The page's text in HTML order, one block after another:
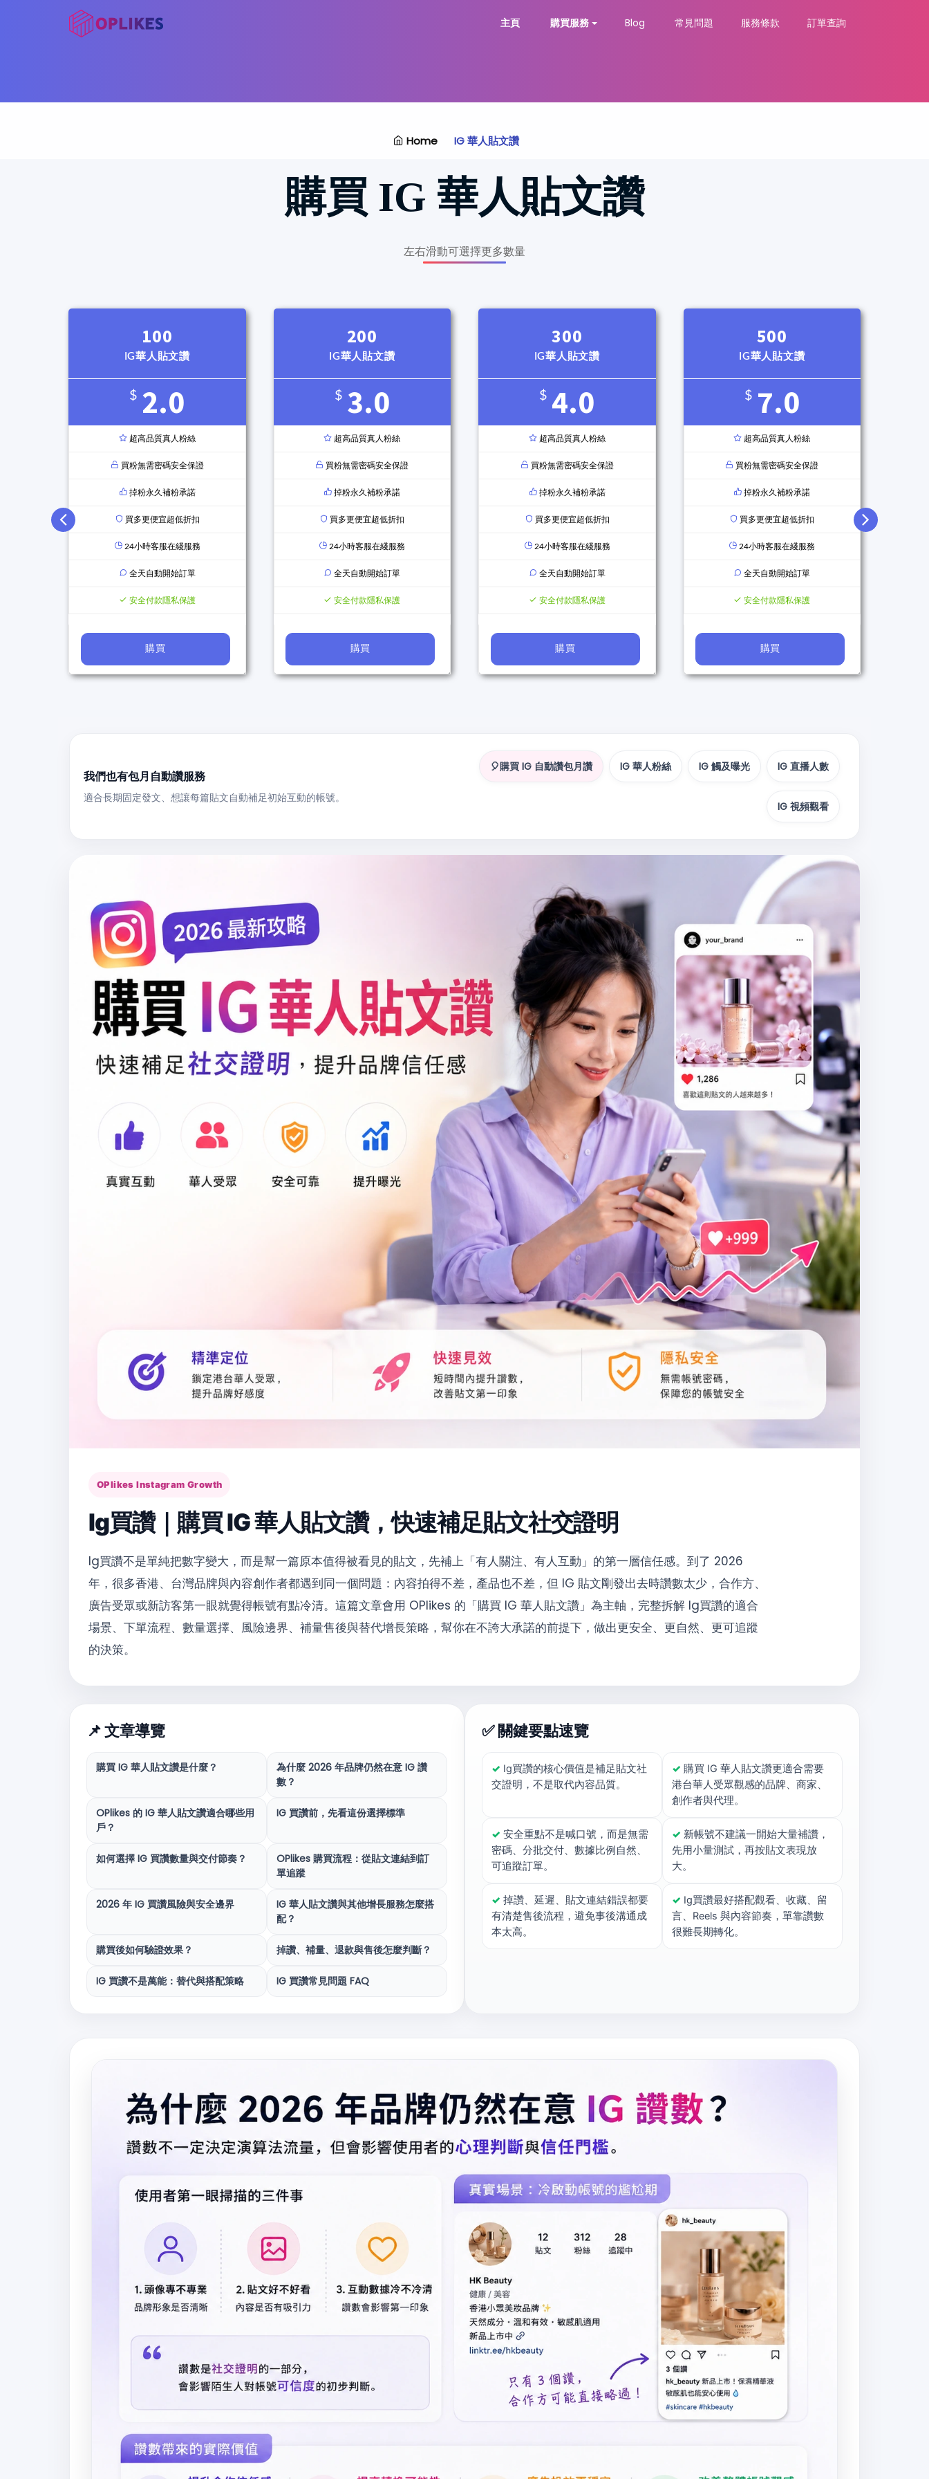
主頁 購買服務 Blog 常見問題 服務條款 訂單查詢
Home IG 華人貼文讚
購買 IG 華人貼文讚
左右滑動可選擇更多數量
100
IG華人貼文讚
$ 2.0
超高品質真人粉絲
買粉無需密碼安全保證
掉粉永久補粉承諾
買多更便宜超低折扣
24小時客服在綫服務
全天自動開始訂單
安全付款隱私保護
購買
200
IG華人貼文讚
$ 3.0
超高品質真人粉絲
買粉無需密碼安全保證
掉粉永久補粉承諾
買多更便宜超低折扣
24小時客服在綫服務
全天自動開始訂單
安全付款隱私保護
購買
300
IG華人貼文讚
$ 4.0
超高品質真人粉絲
買粉無需密碼安全保證
掉粉永久補粉承諾
買多更便宜超低折扣
24小時客服在綫服務
全天自動開始訂單
安全付款隱私保護
購買
500
IG華人貼文讚
$ 7.0
超高品質真人粉絲
買粉無需密碼安全保證
掉粉永久補粉承諾
買多更便宜超低折扣
24小時客服在綫服務
全天自動開始訂單
安全付款隱私保護
購買
我們也有包月自動讚服務
適合長期固定發文、想讓每篇貼文自動補足初始互動的帳號。
🎈購買 IG 自動讚包月讚 IG 華人粉絲 IG 觸及曝光 IG 直播人數
IG 視頻觀看
OPlikes Instagram Growth
Ig買讚｜購買 IG 華人貼文讚，快速補足貼文社交證明
Ig買讚不是單純把數字變大，而是幫一篇原本值得被看見的貼文，先補上「有人關注、有人互動」的第一層信任感。到了 2026
年，很多香港、台灣品牌與內容創作者都遇到同一個問題：內容拍得不差，產品也不差，但 IG 貼文剛發出去時讚數太少，合作方、
廣告受眾或新訪客第一眼就覺得帳號有點冷清。這篇文章會用 OPlikes 的「購買 IG 華人貼文讚」為主軸，完整拆解 Ig買讚的適合
場景、下單流程、數量選擇、風險邊界、補量售後與替代增長策略，幫你在不誇大承諾的前提下，做出更安全、更自然、更可追蹤
的決策。
📌 文章導覽
購買 IG 華人貼文讚是什麼？
為什麼 2026 年品牌仍然在意 IG 讚
數？
OPlikes 的 IG 華人貼文讚適合哪些用
戶？
IG 買讚前，先看這份選擇標準
如何選擇 IG 買讚數量與交付節奏？
OPlikes 購買流程：從貼文連結到訂
單追蹤
2026 年 IG 買讚風險與安全邊界
IG 華人貼文讚與其他增長服務怎麼搭
配？
購買後如何驗證效果？ 掉讚、補量、退款與售後怎麼判斷？
IG 買讚不是萬能：替代與搭配策略 IG 買讚常見問題 FAQ
✅ 關鍵要點速覽
✓ Ig買讚的核心價值是補足貼文社
交證明，不是取代內容品質。
✓ 購買 IG 華人貼文讚更適合需要
港台華人受眾觀感的品牌、商家、
創作者與代理。
✓ 安全重點不是喊口號，而是無需
密碼、分批交付、數據比例自然、
可追蹤訂單。
✓ 新帳號不建議一開始大量補讚，
先用小量測試，再按貼文表現放
大。
✓ 掉讚、延遲、貼文連結錯誤都要
有清楚售後流程，避免事後溝通成
本太高。
✓ Ig買讚最好搭配觀看、收藏、留
言、Reels 與內容節奏，單靠讚數
很難長期轉化。